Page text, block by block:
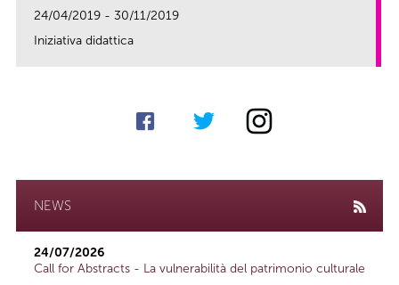
24/04/2019 - 30/11/2019
Iniziativa didattica
NEWS
24/07/2026
Call for Abstracts - La vulnerabilità del patrimonio culturale